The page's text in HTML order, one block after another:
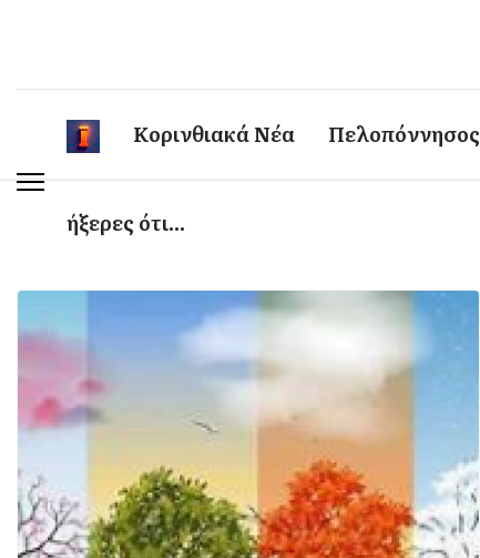
Κορινθιακά Νέα Πελοπόννησος
ήξερες ότι...